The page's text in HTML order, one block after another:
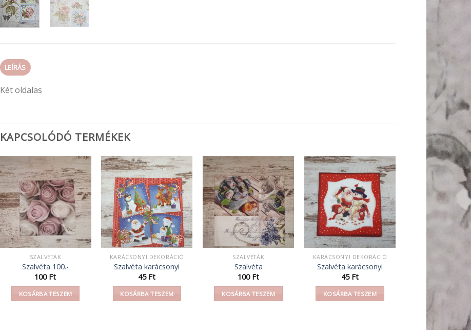
LEÍRÁS
Két oldalas
KAPCSOLÓDÓ TERMÉKEK
SZALVÉTÁK
Szalvéta 100.-
100 Ft
KOSÁRBA TESZEM
KARÁCSONYI DEKORÁCIÓ
Szalvéta karácsonyi
45 Ft
KOSÁRBA TESZEM
SZALVÉTÁK
Szalvéta
100 Ft
KOSÁRBA TESZEM
KARÁCSONYI DEKORÁCIÓ
Szalvéta karácsonyi
45 Ft
KOSÁRBA TESZEM